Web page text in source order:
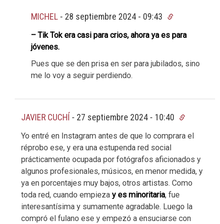
MICHEL - 28 septiembre 2024 - 09:43
– Tik Tok era casi para crios, ahora ya es para
jóvenes.
Pues que se den prisa en ser para jubilados, sino
me lo voy a seguir perdiendo.
JAVIER CUCHÍ - 27 septiembre 2024 - 10:40
Yo entré en Instagram antes de que lo comprara el
réprobo ese, y era una estupenda red social
prácticamente ocupada por fotógrafos aficionados y
algunos profesionales, músicos, en menor medida, y
ya en porcentajes muy bajos, otros artistas. Como
toda red, cuando empieza y es minoritaria, fue
interesantísima y sumamente agradable. Luego la
compró el fulano ese y empezó a ensuciarse con